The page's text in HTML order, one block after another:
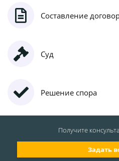
Составление
Суд
Решение спора
Задать
Получите